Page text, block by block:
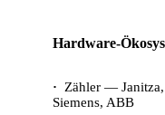
Hardware-
Zähler —
Siemens, ABB